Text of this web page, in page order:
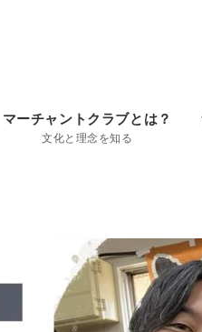
マーチャントクラブとは？
文化と理念を知る